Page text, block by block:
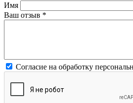
Имя
Ваш отзыв *
Согласие на обработку